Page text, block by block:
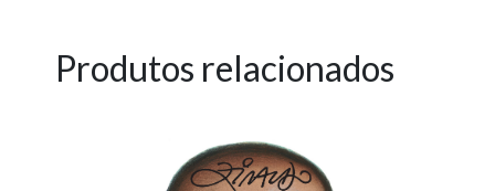
Produtos relacionados